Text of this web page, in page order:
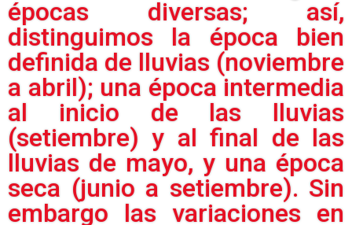
épocas diversas; así,
distinguimos la época bien
definida de lluvias (noviembre
a abril); una época intermedia
al inicio de las lluvias
(setiembre) y al final de las
lluvias de mayo, y una época
seca (junio a setiembre). Sin
embargo las variaciones en